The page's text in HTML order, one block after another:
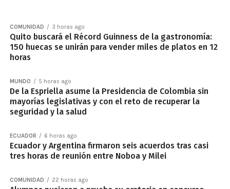
COMUNIDAD 3 horas ago
Quito buscará el Récord Guinness de la gastronomía:
150 huecas se unirán para vender miles de platos en 12
horas
MUNDO 5 horas ago
De la Espriella asume la Presidencia de Colombia sin
mayorías legislativas y con el reto de recuperar la
seguridad y la salud
ECUADOR 6 horas ago
Ecuador y Argentina firmaron seis acuerdos tras casi
tres horas de reunión entre Noboa y Milei
COMUNIDAD 22 horas ago